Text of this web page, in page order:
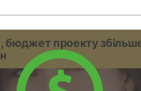
бюджет проекту